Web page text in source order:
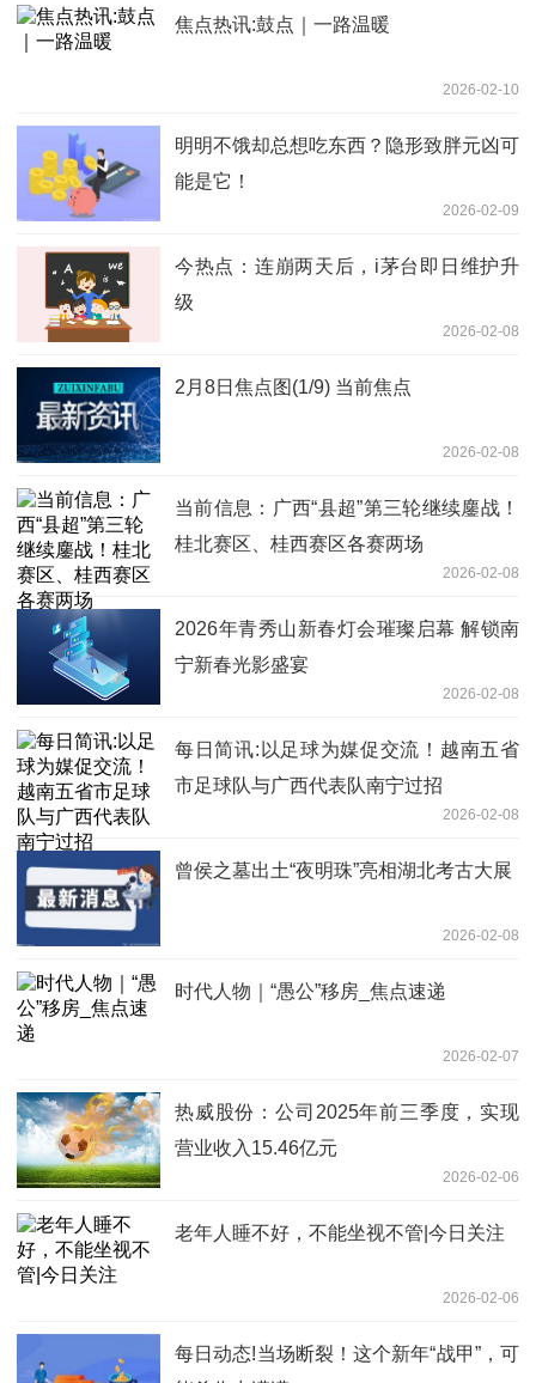
焦点热讯:鼓点｜一路温暖
2026-02-10
明明不饿却总想吃东西？隐形致胖元凶可
能是它！
2026-02-09
今热点：连崩两天后，i茅台即日维护升
级
2026-02-08
2月8日焦点图(1/9) 当前焦点
2026-02-08
当前信息：广西“县超”第三轮继续鏖战！
桂北赛区、桂西赛区各赛两场
2026-02-08
2026年青秀山新春灯会璀璨启幕 解锁南
宁新春光影盛宴
2026-02-08
每日简讯:以足球为媒促交流！越南五省
市足球队与广西代表队南宁过招
2026-02-08
曾侯之墓出土“夜明珠”亮相湖北考古大展
2026-02-08
时代人物｜“愚公”移房_焦点速递
2026-02-07
热威股份：公司2025年前三季度，实现
营业收入15.46亿元
2026-02-06
老年人睡不好，不能坐视不管|今日关注
2026-02-06
每日动态!当场断裂！这个新年“战甲”，可